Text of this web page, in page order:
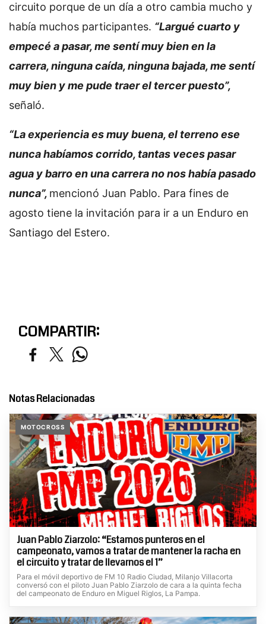
circuito porque de un día a otro cambia mucho y
había muchos participantes. “Largué cuarto y
empecé a pasar, me sentí muy bien en la
carrera, ninguna caída, ninguna bajada, me sentí
muy bien y me pude traer el tercer puesto”,
señaló.
“La experiencia es muy buena, el terreno ese
nunca habíamos corrido, tantas veces pasar
agua y barro en una carrera no nos había pasado
nunca”, mencionó Juan Pablo. Para fines de
agosto tiene la invitación para ir a un Enduro en
Santiago del Estero.
COMPARTIR:
Notas Relacionadas
MOTOCROSS
Juan Pablo Ziarzolo: “Estamos punteros en el
campeonato, vamos a tratar de mantener la racha en
el circuito y tratar de llevarnos el 1”
Para el móvil deportivo de FM 10 Radio Ciudad, Milanjo Villacorta
conversó con el piloto Juan Pablo Ziarzolo de cara a la quinta fecha
del campeonato de Enduro en Miguel Riglos, La Pampa.